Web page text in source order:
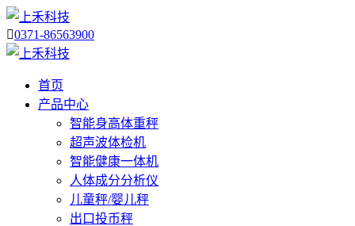
0371-86563900
首页
产品中心
智能身高体重秤
超声波体检机
智能健康一体机
人体成分分析仪
儿童秤/婴儿秤
出口投币秤